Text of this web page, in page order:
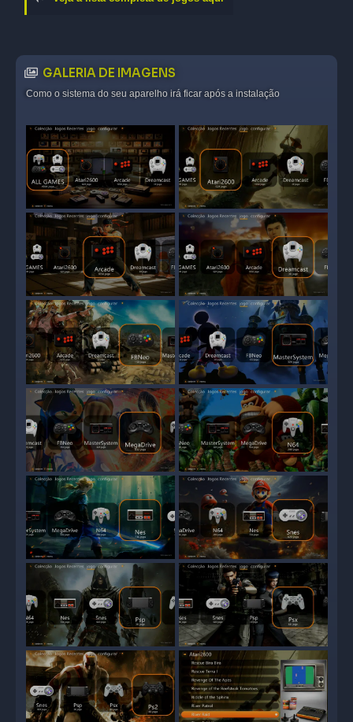
GALERIA DE IMAGENS
Como o sistema do seu aparelho irá ficar após a instalação